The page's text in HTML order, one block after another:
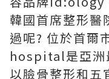
韓國首席整形
過呢? 位於首爾
hospital是亞洲
以臉骨整形和五